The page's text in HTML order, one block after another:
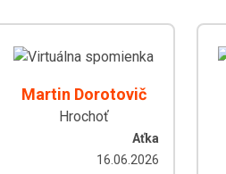
Martin Dorotovič
Hrochoť
Aťka
16.06.2026